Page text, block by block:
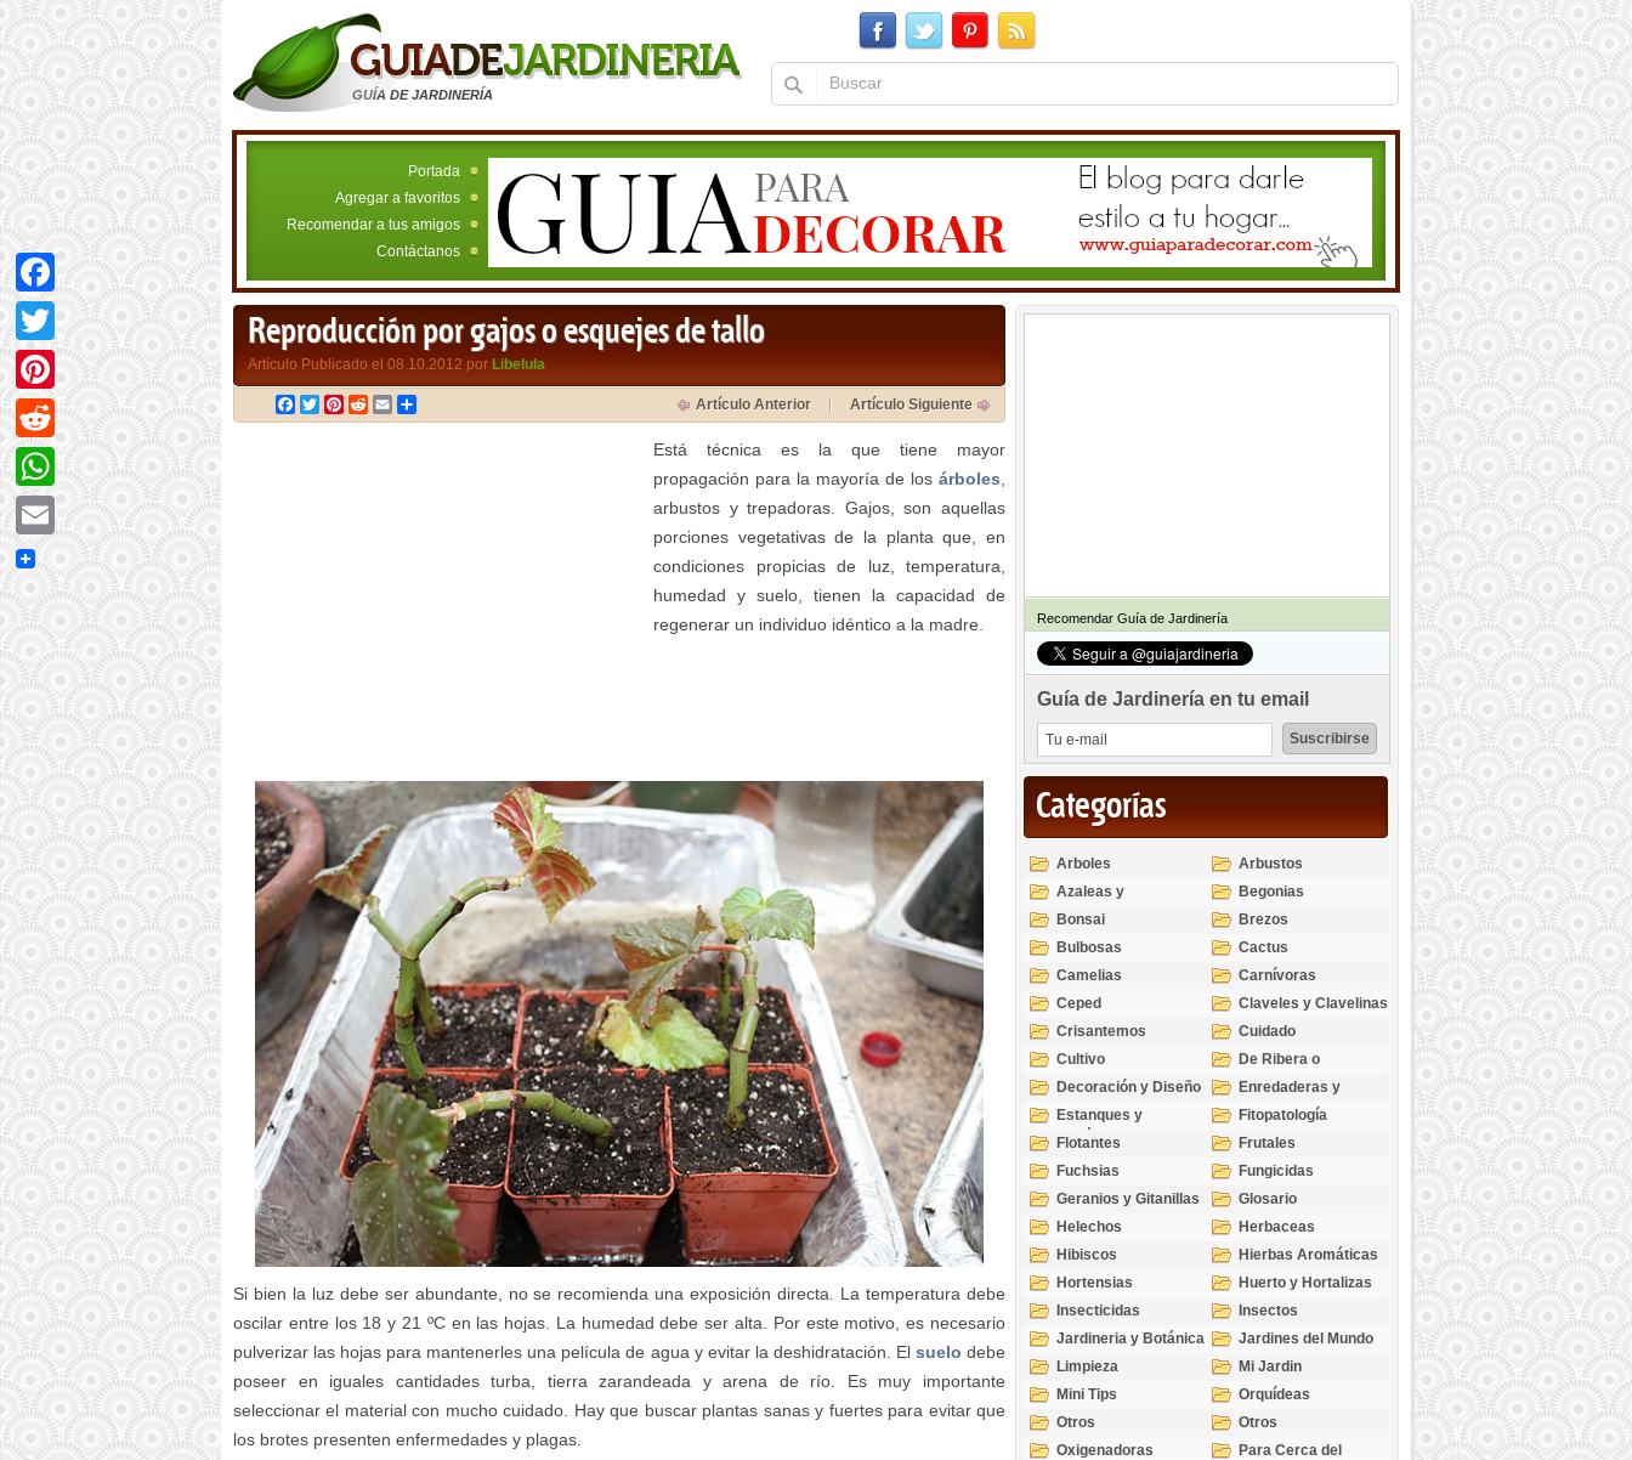
GUÍA DE JARDINERÍA
Portada
Agregar a favoritos
Recomendar a tus amigos
Contáctanos
Reproducción por gajos o esquejes de tallo
Artículo Publicado el 08.10.2012 por Libelula
Facebook
TwitterPinterest
RedditEmail Artículo Anterior Artículo Siguiente
Está técnica es la que tiene mayor
propagación para la mayoría de los árboles
arbustos y trepadoras. Gajos, son aquellas
porciones vegetativas de la planta que, en
condiciones propicias de luz, temperatura,
humedad y suelo, tienen la capacidad de
regenerar un individuo idéntico a la madre.
Si bien la luz debe ser abundante, no se recomienda una exposición directa. La temperatura debe
oscilar entre los 18 y 21 ºC en las hojas. La humedad debe ser alta. Por este motivo, es necesario
pulverizar las hojas para mantenerles una película de agua y evitar la deshidratación. El suelo debe
poseer en iguales cantidades turba, tierra zarandeada y arena de río. Es muy importante
seleccionar el material con mucho cuidado. Hay que buscar plantas sanas y fuertes para evitar que
los brotes presenten enfermedades y plagas.
Recomendar Guía de Jardinería
Guía de Jardinería en tu email
Categorías
Arboles
Arbustos
Azaleas y
Rododendros
Begonias
Bonsai
Brezos
Bulbosas
Cactus
Camelias
Carnívoras
Ceped
Claveles y Clavelinas
Crisantemos
Cuidado
Cultivo
De Ribera o
Palustres
Decoración y Diseño
Enredaderas y
cubresuelos
Estanques y
Acuáticas
Fitopatología
Flotantes
Frutales
Fuchsias
Fungicidas
Geranios y Gitanillas
Glosario
Helechos
Herbaceas
Hibiscos
Hierbas Aromáticas
Hortensias
Huerto y Hortalizas
Insecticidas
Insectos
Jardineria y Botánica
Jardines del Mundo
Limpieza
Mi Jardin
Mini Tips
Orquídeas
Otros
Otros
Oxigenadoras
Para Cerca del
Facebook
Twitter
Pinterest
Reddit
WhatsApp
Email